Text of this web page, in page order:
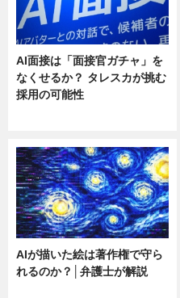
AI面接は「面接官ガチャ」を
なくせるか？ タレスカが挑む
採用の可能性
AIが描いた絵は著作権で守ら
れるのか？│弁護士が解説